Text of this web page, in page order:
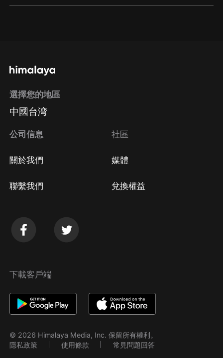
方法 Google Play取消訂閱方法
選擇您的地區
中國台湾
公司信息
關於我們
聯繫我們
社區
媒體
兌換權益
下載客戶端
© 2026 Himalaya Media, Inc. 保留所有權利。
隱私政策
使用條款 常見問題回答